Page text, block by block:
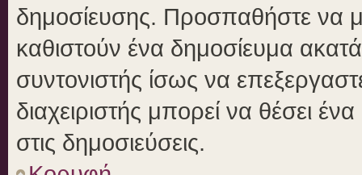
δημοσίευσης. Προσπαθήστε να
καθιστούν ένα δημοσίευμα
συντονιστής ίσως να
διαχειριστής μπορεί να θέσει
στις δημοσιεύσεις.